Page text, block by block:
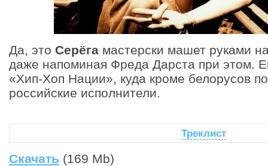
Да, это Серёга мастерски машет руками
даже напоминая Фреда Дарста при этом.
«Хип-Хоп Нации», куда кроме белорусов
российские исполнители.
Треклист
Скачать (169 Mb)